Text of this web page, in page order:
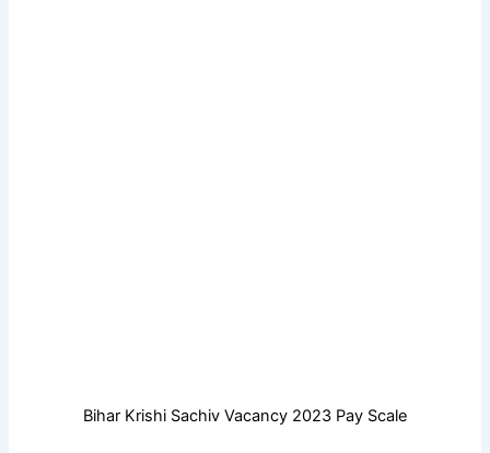
Bihar Krishi Sachiv Vacancy 2023 Pay Scale